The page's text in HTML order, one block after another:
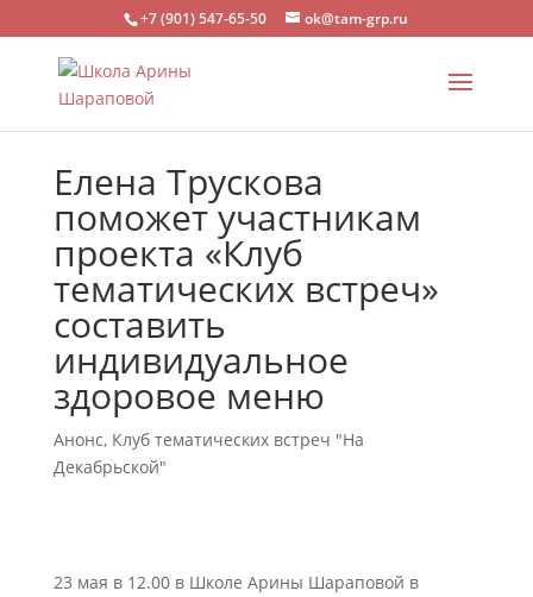
+7 (901) 547-65-50 ok@tam-grp.ru
Елена Трускова
поможет участникам
проекта «Клуб
тематических встреч»
составить
индивидуальное
здоровое меню
Анонс, Клуб тематических встреч "На
Декабрьской"
23 мая в 12.00 в Школе Арины Шараповой в